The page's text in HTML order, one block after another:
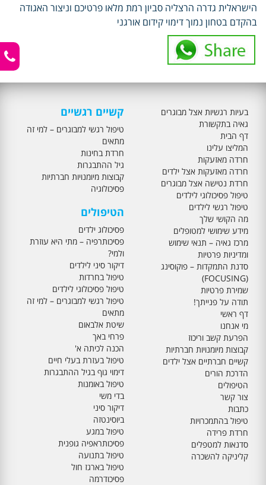
הישראלית גדרה הרצליה סביון רמת מלאו פרטיכם וניצור האגודה
בהקדם בטחון נמוך דימוי קידום אורגני
בעיות רגשיות אצל מבוגרים
גאיה בתקשורת
דף הבית
המליצו עלינו
חרדה מאזעקות
חרדה מאזעקות אצל ילדים
חרדת נטישה אצל מבוגרים
טיפול פסיכולוגי לילדים
טיפול רגשי לילדים
מה הקושי שלך
מידע שימושי למטופלים
מרכז גאיה – תנאי שימוש
ומדיניות פרטיות
סדנת התמקדות – פוקוסינג
(FOCUSING)
שמירת פרטיות
תודה על פנייתך!
דף ראשי
מי אנחנו
הפרעת קשב וריכוז
קבוצות מיומנויות חברתיות
קשיים חברתיים אצל ילדים
הדרכת הורים
הטיפולים
צור קשר
כתבות
טיפול בהתמכרויות
חרדת פרידה
סדנאות למטפלים
קליניקה להשכרה
קשיים רגשיים
טיפול רגשי למבוגרים – למי זה
מתאים
חרדת בחינות
גיל ההתבגרות
קבוצות מיומנויות חברתיות
פסיכולוגיה
הטיפולים
פסיכולוג ילדים
פסיכותרפיה – מתי היא עוזרת
ולמי?
דיקור סיני לילדים
טיפול בחרדות
טיפול פסיכולוגי לילדים
טיפול רגשי למבוגרים – למי זה
מתאים
שיטת אלבאום
פרחי באך
הכנה לכיתה א'
טיפול בעזרת בעלי חיים
דימוי גוף בגיל ההתבגרות
טיפול באומנות
בדי משי
דיקור סיני
ביוסינטזה
טיפול במגע
פסיכותראפיה גופנית
טיפול בתנועה
טיפול בארגז חול
פסיכודרמה